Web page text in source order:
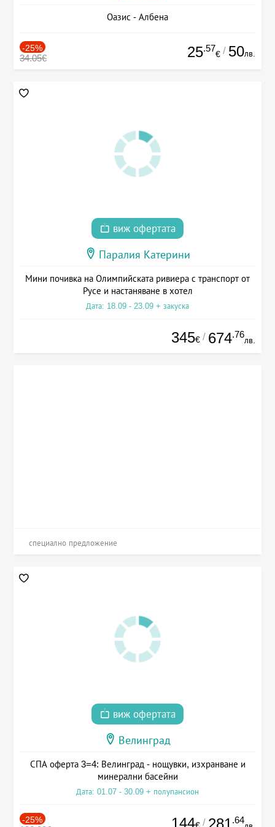
Оазис - Албена
-25%
34.05€ 25.57
€ / 50лв.
виж офертата
Паралия Катерини
Мини почивка на Олимпийската ривиера с транспорт от
Русе и настаняване в хотел
Дата: 18.09 - 23.09 + закуска
345€ / 674.76
лв.
специално предложение
виж офертата
Велинград
СПА оферта 3=4: Велинград - нощувки, изхранване и
минерални басейни
Дата: 01.07 - 30.09 + полупансион
-25% 144 / 281 .64